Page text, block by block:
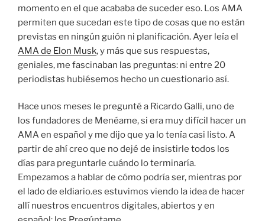
momento en el que acababa de suceder eso. Los AMA
permiten que sucedan este tipo de cosas que no están
previstas en ningún guión ni planificación. Ayer leía el
AMA de Elon Musk, y más que sus respuestas,
geniales, me fascinaban las preguntas: ni entre 20
periodistas hubiésemos hecho un cuestionario así.
Hace unos meses le pregunté a Ricardo Galli, uno de
los fundadores de Menéame, si era muy difícil hacer un
AMA en español y me dijo que ya lo tenía casi listo. A
partir de ahí creo que no dejé de insistirle todos los
días para preguntarle cuándo lo terminaría.
Empezamos a hablar de cómo podría ser, mientras por
el lado de eldiario.es estuvimos viendo la idea de hacer
allí nuestros encuentros digitales, abiertos y en